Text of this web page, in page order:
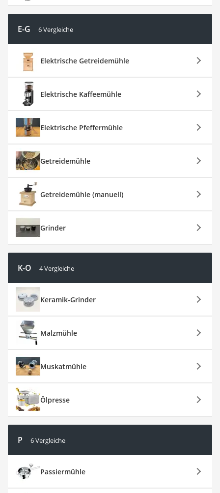
E-G 6 Vergleiche
Elektrische Getreidemühle
Elektrische Kaffeemühle
Elektrische Pfeffermühle
Getreidemühle
Getreidemühle (manuell)
Grinder
K-O 4 Vergleiche
Keramik-Grinder
Malzmühle
Muskatmühle
Ölpresse
P 6 Vergleiche
Passiermühle